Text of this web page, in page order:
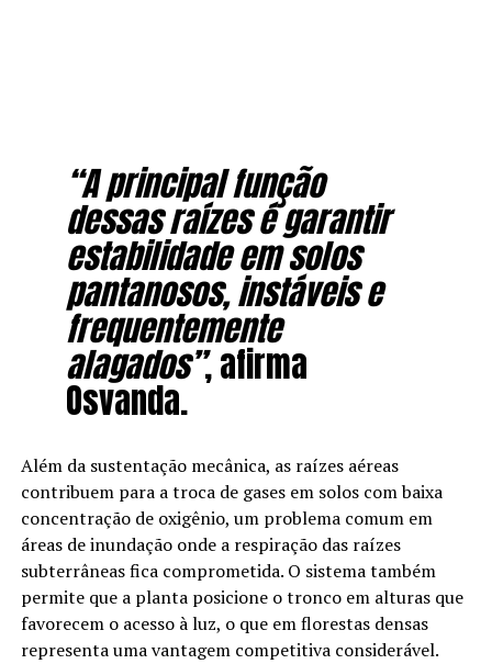
“A principal função
dessas raízes é garantir
estabilidade em solos
pantanosos, instáveis e
frequentemente
alagados”, afirma
Osvanda.
Além da sustentação mecânica, as raízes aéreas
contribuem para a troca de gases em solos com baixa
concentração de oxigênio, um problema comum em
áreas de inundação onde a respiração das raízes
subterrâneas fica comprometida. O sistema também
permite que a planta posicione o tronco em alturas que
favorecem o acesso à luz, o que em florestas densas
representa uma vantagem competitiva considerável.